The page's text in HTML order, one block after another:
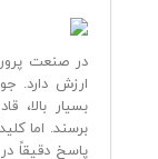
در صنعت
ارزش دارد.
بسیار بالا،
برسند. اما
پاسخ دقیقاً در